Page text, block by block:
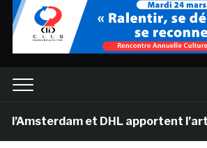
et DHL apportent l’art dans